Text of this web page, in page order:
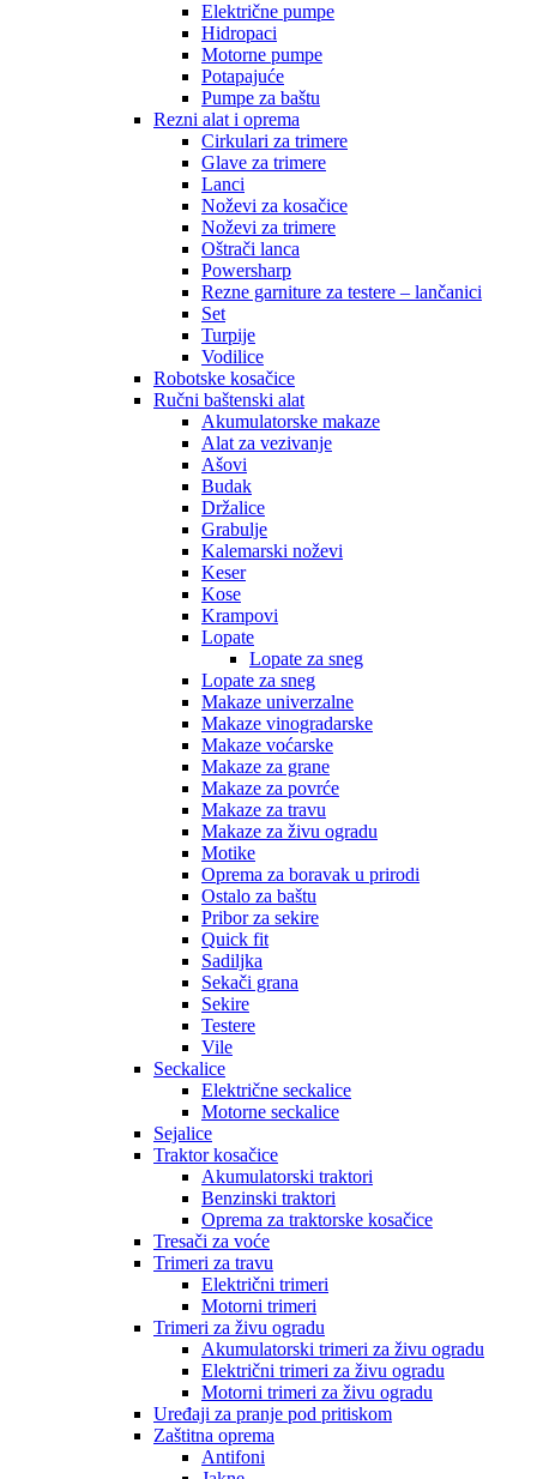
Električne pumpe
Hidropaci
Motorne pumpe
Potapajuće
Pumpe za baštu
Rezni alat i oprema
Cirkulari za trimere
Glave za trimere
Lanci
Noževi za kosačice
Noževi za trimere
Oštrači lanca
Powersharp
Rezne garniture za testere – lančanici
Set
Turpije
Vodilice
Robotske kosačice
Ručni baštenski alat
Akumulatorske makaze
Alat za vezivanje
Ašovi
Budak
Držalice
Grabulje
Kalemarski noževi
Keser
Kose
Krampovi
Lopate
Lopate za sneg
Lopate za sneg
Makaze univerzalne
Makaze vinogradarske
Makaze voćarske
Makaze za grane
Makaze za povrće
Makaze za travu
Makaze za živu ogradu
Motike
Oprema za boravak u prirodi
Ostalo za baštu
Pribor za sekire
Quick fit
Sadiljka
Sekači grana
Sekire
Testere
Vile
Seckalice
Električne seckalice
Motorne seckalice
Sejalice
Traktor kosačice
Akumulatorski traktori
Benzinski traktori
Oprema za traktorske kosačice
Tresači za voće
Trimeri za travu
Električni trimeri
Motorni trimeri
Trimeri za živu ogradu
Akumulatorski trimeri za živu ogradu
Električni trimeri za živu ogradu
Motorni trimeri za živu ogradu
Uređaji za pranje pod pritiskom
Zaštitna oprema
Antifoni